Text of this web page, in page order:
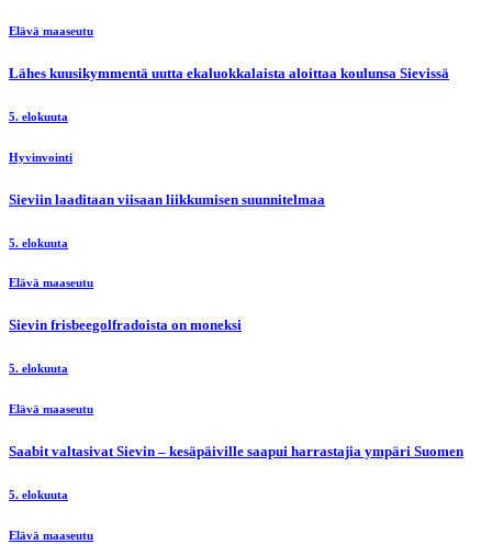
Elävä maaseutu
Lähes kuusikymmentä uutta ekaluokkalaista aloittaa koulunsa Sievissä
5. elokuuta
Hyvinvointi
Sieviin laaditaan viisaan liikkumisen suunnitelmaa
5. elokuuta
Elävä maaseutu
Sievin frisbeegolfradoista on moneksi
5. elokuuta
Elävä maaseutu
Saabit valtasivat Sievin – kesäpäiville saapui harrastajia ympäri Suomen
5. elokuuta
Elävä maaseutu